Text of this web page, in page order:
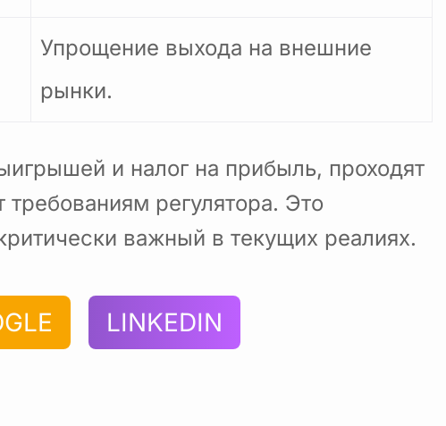
Упрощение выхода на внешние
рынки.
и налог на прибыль, проходят
регулятора. Это
важный в текущих реалиях.
LINKEDIN